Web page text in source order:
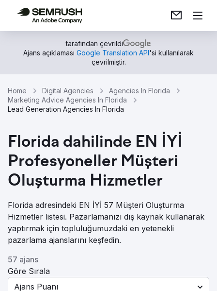
tarafından çevrildi
Ajans açıklaması Google Translation API'si kullanılarak
çevrilmiştir.
Home Digital Agencies
Agencies In Florida
Marketing Advice Agencies In Florida
Lead Generation Agencies In Florida
Florida dahilinde EN İYİ
Profesyoneller Müşteri
Oluşturma Hizmetler
Florida adresindeki EN İYİ 57 Müşteri Oluşturma
Hizmetler listesi. Pazarlamanızı dış kaynak kullanarak
yaptırmak için topluluğumuzdaki en yetenekli
pazarlama ajanslarını keşfedin.
57 ajans
Göre Sırala
Ajans Puanı